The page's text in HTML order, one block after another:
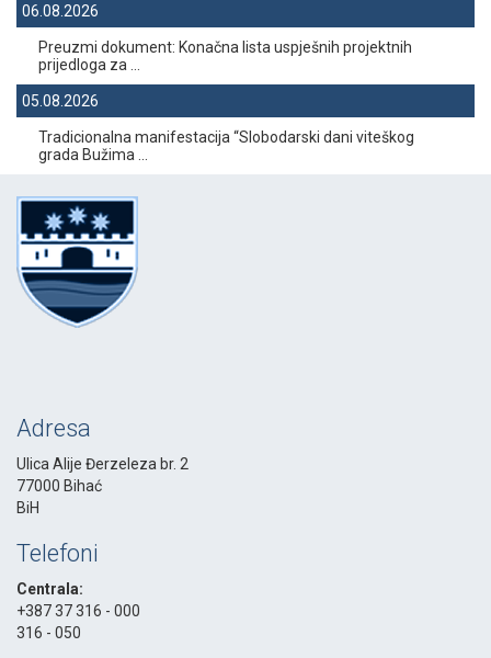
06.08.2026
Preuzmi dokument: Konačna lista uspješnih projektnih
prijedloga za ...
05.08.2026
Tradicionalna manifestacija “Slobodarski dani viteškog
grada Bužima ...
Adresa
Ulica Alije Đerzeleza br. 2
77000 Bihać
BiH
Telefoni
Centrala:
+387 37 316 - 000
316 - 050